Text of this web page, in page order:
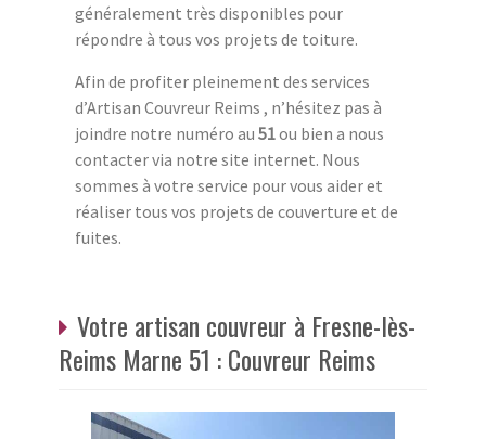
généralement très disponibles pour
répondre à tous vos projets de toiture.
Afin de profiter pleinement des services
d’Artisan Couvreur Reims , n’hésitez pas à
joindre notre numéro au 51ou bien a nous
contacter via notre site internet. Nous
sommes à votre service pour vous aider et
réaliser tous vos projets de couverture et de
fuites.
Votre artisan couvreur à Fresne-lès-
Reims Marne 51 : Couvreur Reims